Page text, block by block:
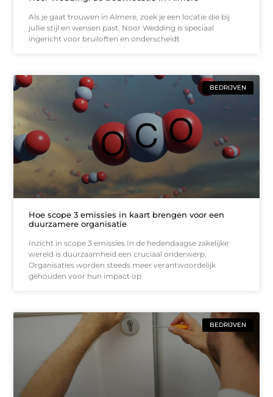
Als je gaat trouwen in Almere, zoek je een locatie die bij
jullie stijl en wensen past. Noor Wedding is speciaal
ingericht voor bruiloften en onderscheidt
BEDRIJVEN
Hoe scope 3 emissies in kaart brengen voor een
duurzamere organisatie
Inzicht in scope 3 emissies In de hedendaagse zakelijke
wereld is duurzaamheid een cruciaal onderwerp.
Organisaties worden steeds meer verantwoordelijk
gehouden voor hun impact op
BEDRIJVEN